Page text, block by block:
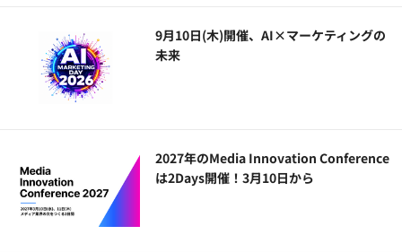
9月10日(木)開催、AI×マーケティングの
未来
2027年のMedia Innovation Conference
は2Days開催！3月10日から